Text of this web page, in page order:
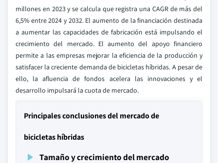
millones en 2023 y se calcula que registra una CAGR de más del
6,5% entre 2024 y 2032. El aumento de la financiación destinada
a aumentar las capacidades de fabricación está impulsando el
crecimiento del mercado. El aumento del apoyo financiero
permite a las empresas mejorar la eficiencia de la producción y
satisfacer la creciente demanda de bicicletas híbridas. A pesar de
ello, la afluencia de fondos acelera las innovaciones y el
desarrollo impulsará la cuota de mercado.
Principales conclusiones del mercado de
bicicletas híbridas
Tamaño y crecimiento del mercado